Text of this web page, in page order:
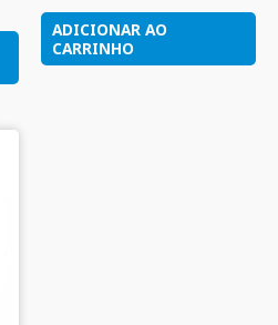
ADICIONAR AO
CARRINHO